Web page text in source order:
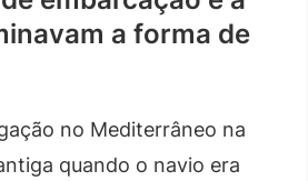
a forma de
no Mediterrâneo na
quando o navio era